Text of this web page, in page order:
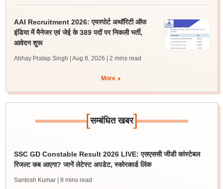
AAI Recruitment 2026: एयरपोर्ट अथॉरिटी ऑफ
इंडिया में मैनेजर एवं जेई के 389 पदों पर निकली भर्ती,
आवेदन शुरू
Abhay Pratap Singh | Aug 8, 2026 | 2 mins read
More
[सम्बंधित खबर]
SSC GD Constable Result 2026 LIVE: एसएससी जीडी कांस्टेबल
रिजल्ट कब आएगा? जानें लेटेस्ट अपडेट, स्कोरकार्ड लिंक
Santosh Kumar | 8 mins read